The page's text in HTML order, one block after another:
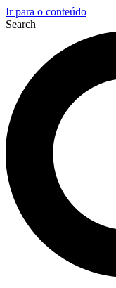
Ir para o conteúdo
Search